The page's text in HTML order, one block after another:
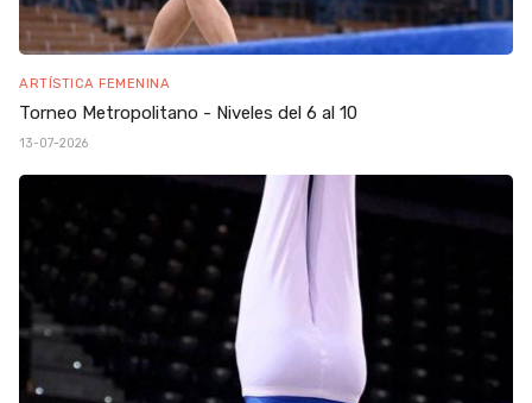
ARTÍSTICA FEMENINA
Torneo Metropolitano - Niveles del 6 al 10
13-07-2026